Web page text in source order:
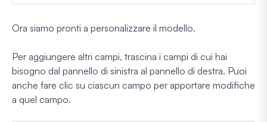
Ora siamo pronti a personalizzare il modello.
Per aggiungere altri campi, trascina i campi di cui hai
bisogno dal pannello di sinistra al pannello di destra. Puoi
anche fare clic su ciascun campo per apportare modifiche
a quel campo.